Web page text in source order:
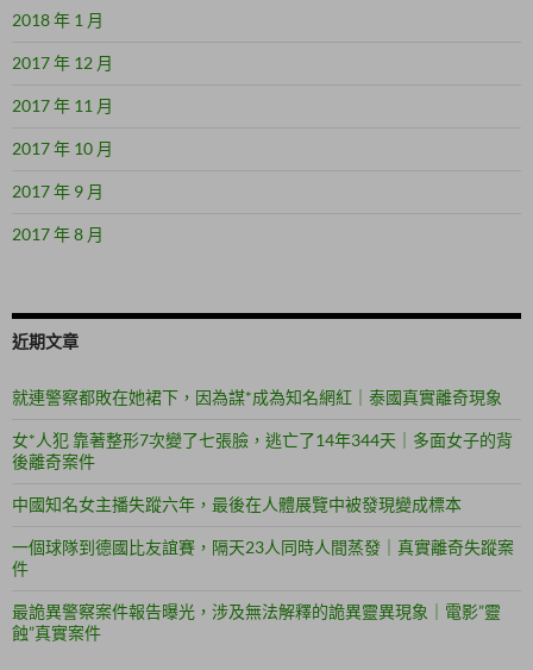
2018 年 1 月
2017 年 12 月
2017 年 11 月
2017 年 10 月
2017 年 9 月
2017 年 8 月
近期文章
就連警察都敗在她裙下，因為謀*成為知名網紅｜泰國真實離奇現象
女*人犯 靠著整形7次變了七張臉，逃亡了14年344天｜多面女子的背
後離奇案件
中國知名女主播失蹤六年，最後在人體展覽中被發現變成標本
一個球隊到德國比友誼賽，隔天23人同時人間蒸發｜真實離奇失蹤案
件
最詭異警察案件報告曝光，涉及無法解釋的詭異靈異現象｜電影”靈
蝕”真實案件